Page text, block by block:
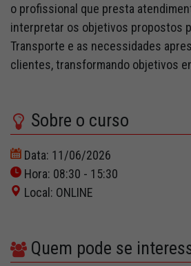
o profissional que presta
interpretar os objetivos propostos
Transporte e as necessidades
clientes, transformando objetivos
Sobre o curso
Data: 11/06/2026
Hora: 08:30 - 15:30
Local: ONLINE
Quem pode se